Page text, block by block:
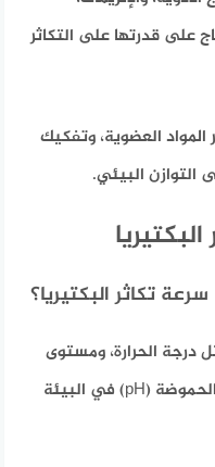
على قدرتها على التكاثر
المواد العضوية، وتفكيك
التوازن البيئي.
تكاثر البكتيريا؟
درجة الحرارة، ومستوى
الأوكسجين، وتوفر المغذيات، ودرجة الحموضة (pH) في البيئة